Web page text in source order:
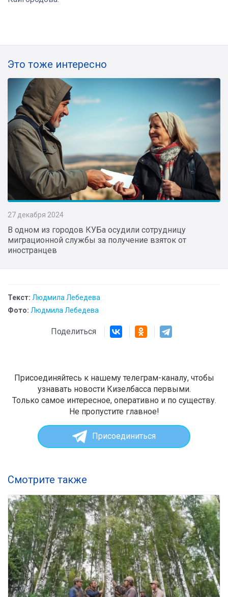
Это тоже интересно
27 декабря 2024
В одном из городов КУБа осудили сотрудницу
миграционной службы за получение взяток от
иностранцев
Текст: Людмила Лебедева
Фото: Людмила Лебедева
Поделиться
Присоединяйтесь к нашему телеграм-каналу, чтобы
узнавать новости Кизелбасса первыми.
Только самое интересное, оперативно и по существу.
Не пропустите главное!
Присоединиться
Смотрите также